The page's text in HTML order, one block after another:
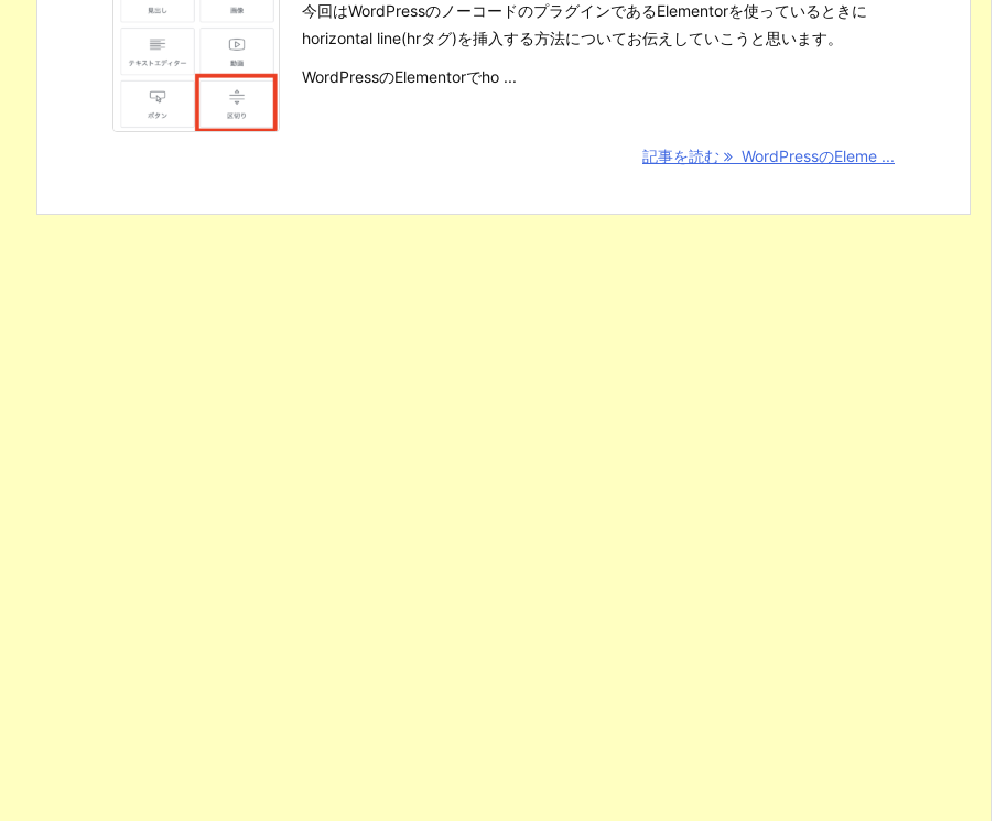
今回はWordPressのノーコードのプラグインであるElementorを使っているときに
horizontal line(hrタグ)を挿入する方法についてお伝えしていこうと思います。
WordPressのElementorでho ...
記事を読む WordPressのEleme ...